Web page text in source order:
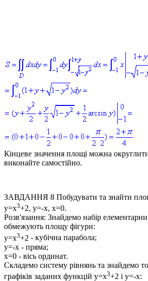
Кінцеве значення площі можна
виконайте самостійно.
ЗАВДАННЯ 8 Побудувати та знайти
y=x3+2, y=-x, x=0.
Розв'язання: Знайдемо набір
обмежують площу фігури:
y=x3+2 - кубічна парабола;
y=-x - пряма;
x=0 - вісь ординат.
Складемо систему рівнянь та знайдемо
графіків заданих функцій y=x3+2 і y=-x: